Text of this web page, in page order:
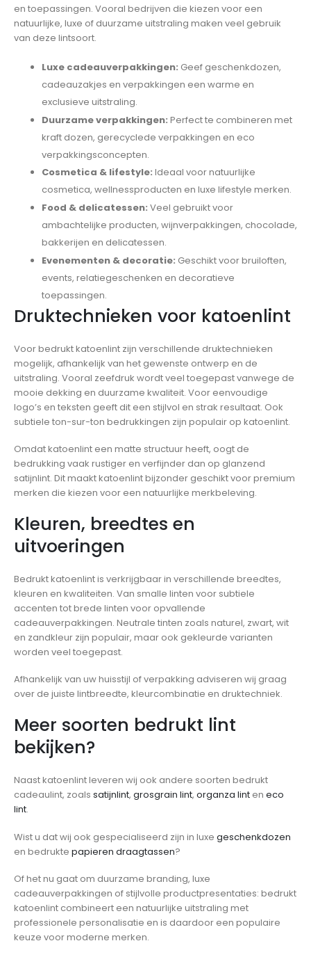
en toepassingen. Vooral bedrijven die kiezen voor een
natuurlijke, luxe of duurzame uitstraling maken veel gebruik
van deze lintsoort.
Luxe cadeauverpakkingen: Geef geschenkdozen,
cadeauzakjes en verpakkingen een warme en
exclusieve uitstraling.
Duurzame verpakkingen: Perfect te combineren met
kraft dozen, gerecyclede verpakkingen en eco
verpakkingsconcepten.
Cosmetica & lifestyle: Ideaal voor natuurlijke
cosmetica, wellnessproducten en luxe lifestyle merken.
Food & delicatessen: Veel gebruikt voor
ambachtelijke producten, wijnverpakkingen, chocolade,
bakkerijen en delicatessen.
Evenementen & decoratie: Geschikt voor bruiloften,
events, relatiegeschenken en decoratieve
toepassingen.
Druktechnieken voor katoenlint
Voor bedrukt katoenlint zijn verschillende druktechnieken
mogelijk, afhankelijk van het gewenste ontwerp en de
uitstraling. Vooral zeefdruk wordt veel toegepast vanwege de
mooie dekking en duurzame kwaliteit. Voor eenvoudige
logo’s en teksten geeft dit een stijlvol en strak resultaat. Ook
subtiele ton-sur-ton bedrukkingen zijn populair op katoenlint.
Omdat katoenlint een matte structuur heeft, oogt de
bedrukking vaak rustiger en verfijnder dan op glanzend
satijnlint. Dit maakt katoenlint bijzonder geschikt voor premium
merken die kiezen voor een natuurlijke merkbeleving.
Kleuren, breedtes en
uitvoeringen
Bedrukt katoenlint is verkrijgbaar in verschillende breedtes,
kleuren en kwaliteiten. Van smalle linten voor subtiele
accenten tot brede linten voor opvallende
cadeauverpakkingen. Neutrale tinten zoals naturel, zwart, wit
en zandkleur zijn populair, maar ook gekleurde varianten
worden veel toegepast.
Afhankelijk van uw huisstijl of verpakking adviseren wij graag
over de juiste lintbreedte, kleurcombinatie en druktechniek.
Meer soorten bedrukt lint
bekijken?
Naast katoenlint leveren wij ook andere soorten bedrukt
cadeaulint, zoals satijnlint, grosgrain lint, organza lint en eco
lint.
Wist u dat wij ook gespecialiseerd zijn in luxe geschenkdozen
en bedrukte papieren draagtassen?
Of het nu gaat om duurzame branding, luxe
cadeauverpakkingen of stijlvolle productpresentaties: bedrukt
katoenlint combineert een natuurlijke uitstraling met
professionele personalisatie en is daardoor een populaire
keuze voor moderne merken.